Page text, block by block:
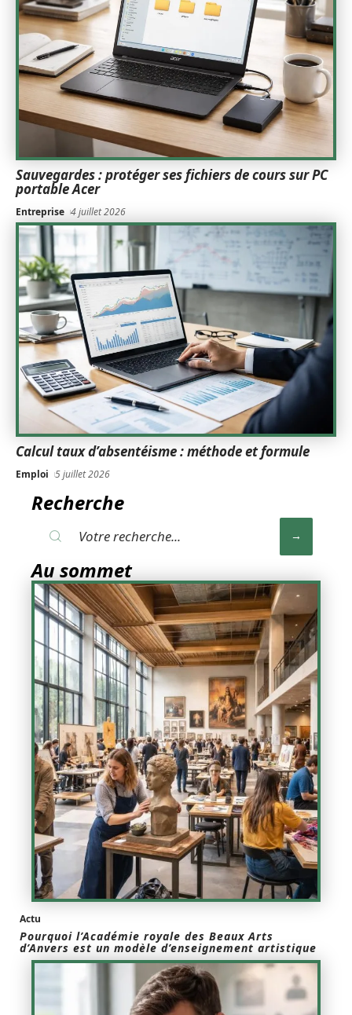
Sauvegardes : protéger ses fichiers de cours sur PC
portable Acer
Entreprise 4 juillet 2026
Calcul taux d’absentéisme : méthode et formule
Emploi 5 juillet 2026
Recherche
Au sommet
Actu
Pourquoi l’Académie royale des Beaux Arts
d’Anvers est un modèle d’enseignement artistique